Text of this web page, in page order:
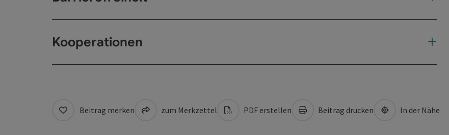
Kooperationen
Beitrag merken zum Merkzettel PDF erstellen Beitrag drucken In der Nähe